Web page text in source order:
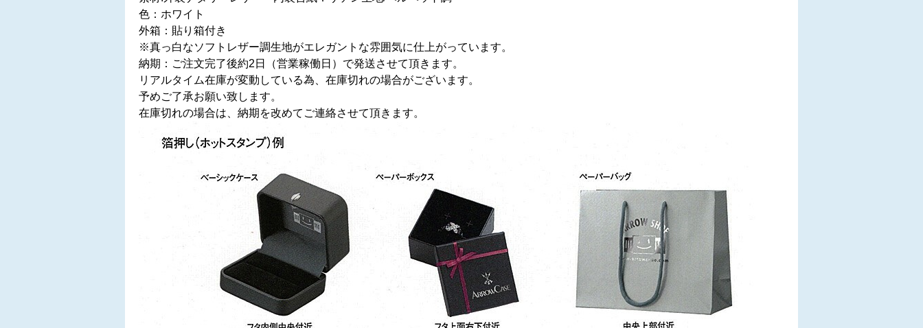
色：ホワイト
外箱：貼り箱付き
※真っ白なソフトレザー調生地がエレガントな雰囲気に仕上がっています。
納期：ご注文完了後約2日（営業稼働日）で発送させて頂きます。
リアルタイム在庫が変動している為、在庫切れの場合がございます。
予めご了承お願い致します。
在庫切れの場合は、納期を改めてご連絡させて頂きます。